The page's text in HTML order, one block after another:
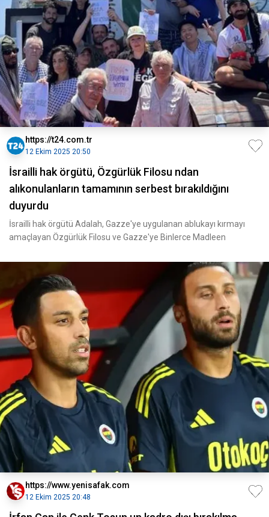
https://t24.com.tr
12 Ekim 2025 20:50
İsrailli hak örgütü, Özgürlük Filosu ndan
alıkonulanların tamamının serbest bırakıldığını
duyurdu
İsrailli hak örgütü Adalah, Gazze'ye uygulanan ablukayı kırmayı
amaçlayan Özgürlük Filosu ve Gazze'ye Binlerce Madleen
https://www.yenisafak.com
12 Ekim 2025 20:48